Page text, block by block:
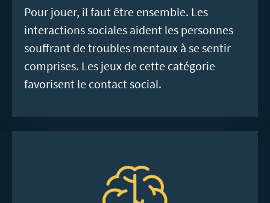
Pour jouer, il faut être ensemble. Les
interactions sociales aident les personnes
souffrant de troubles mentaux à se sentir
comprises. Les jeux de cette catégorie
favorisent le contact social.